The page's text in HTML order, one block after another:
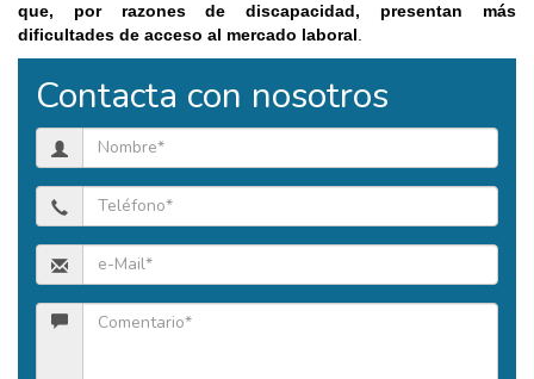
que, por razones de discapacidad, presentan más
dificultades de acceso al mercado laboral
Contacta con nosotros